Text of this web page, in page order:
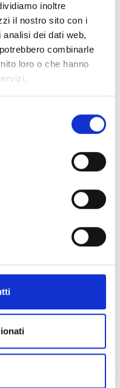
inoltre
il nostro sito con i
dei dati web,
combinarle
loro o che hanno
LAZAUN
cui uno roccioso